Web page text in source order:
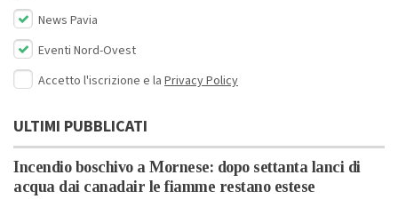
News Pavia
Eventi Nord-Ovest
Accetto l'iscrizione e la Privacy Policy
ULTIMI PUBBLICATI
Incendio boschivo a Mornese: dopo settanta lanci di
acqua dai canadair le fiamme restano estese